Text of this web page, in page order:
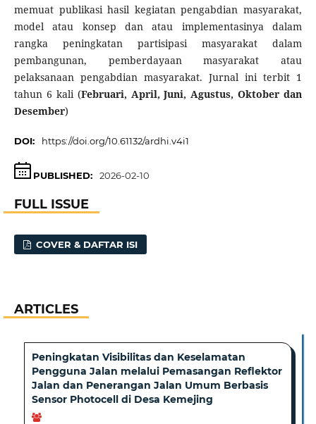
memuat publikasi hasil kegiatan pengabdian masyarakat,
model atau konsep dan atau implementasinya dalam
rangka peningkatan partisipasi masyarakat dalam
pembangunan, pemberdayaan masyarakat atau
pelaksanaan pengabdian masyarakat. Jurnal ini terbit 1
tahun 6 kali (Februari, April, Juni, Agustus, Oktober dan
Desember)
DOI: https://doi.org/10.61132/ardhi.v4i1
PUBLISHED: 2026-02-10
FULL ISSUE
COVER & DAFTAR ISI
ARTICLES
Peningkatan Visibilitas dan Keselamatan
Pengguna Jalan melalui Pemasangan Reflektor
Jalan dan Penerangan Jalan Umum Berbasis
Sensor Photocell di Desa Kemejing